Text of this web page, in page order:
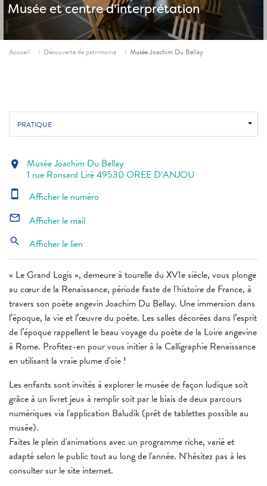
Musée et centre d'interprétation
Fil d'ariane
Accueil Découverte de patrimoine Musée Joachim Du Bellay
PRATIQUE
« Le Grand Logis », demeure à tourelle du XVIe siècle, vous plonge
au cœur de la Renaissance, période faste de l'histoire de France, à
travers son poète angevin Joachim Du Bellay. Une immersion dans
l’époque, la vie et l’œuvre du poète. Les salles décorées dans l’esprit
de l’époque rappellent le beau voyage du poète de la Loire angevine
à Rome. Profitez-en pour vous initier à la Calligraphie Renaissance
en utilisant la vraie plume d'oie !
Les enfants sont invités à explorer le musée de façon ludique soit
grâce à un livret jeux à remplir soit par le biais de deux parcours
numériques via l'application Baludik (prêt de tablettes possible au
musée).
Faites le plein d'animations avec un programme riche, varié et
adapté selon le public tout au long de l'année. N'hésitez pas à les
consulter sur le site internet.
location_on Musée Joachim Du Bellay
1 rue Ronsard Liré 49530 OREE D‘ANJOU
smartphone Afficher le numéro
mail_outline Afficher le mail
search Afficher le lien